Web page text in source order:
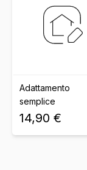
Adattamento
semplice
14,90 €